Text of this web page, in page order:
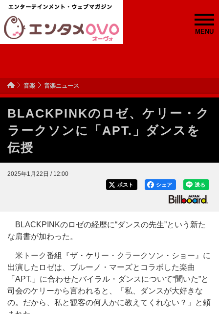
MENU
音楽 音楽ニュース
BLACKPINKのロゼ、ケリー・ク
ラークソンに「APT.」ダンスを
伝授
2025年1月22日 / 12:00
送る
シェア
ポスト
BLACKPINKのロゼの経歴に“ダンスの先生”という新た
な肩書が加わった。
米トーク番組『ザ・ケリー・クラークソン・ショー』に
出演したロゼは、ブルーノ・マーズとコラボした楽曲
「APT.」に合わせたバイラル・ダンスについて“聞いた”と
司会のケリーから言われると、「私、ダンスが大好きな
の。だから、私と観客の何人かに教えてくれない？」と頼